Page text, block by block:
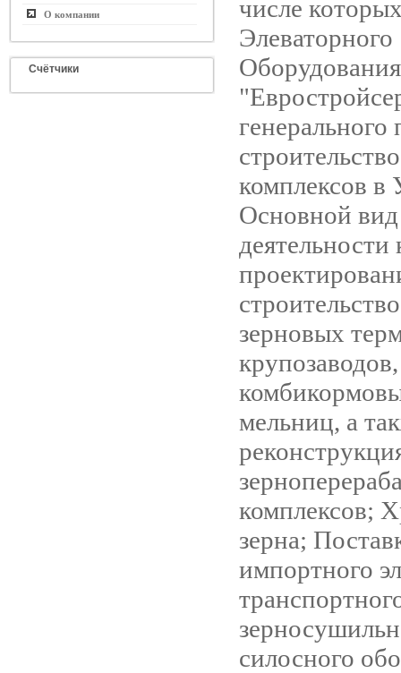
О компании
Счётчики
числе
Элеваторного
генерального
комплексов в
Основной вид
зерновых
крупозаводов,
мельниц, а
комплексов;
зерна;
импортного
силосного